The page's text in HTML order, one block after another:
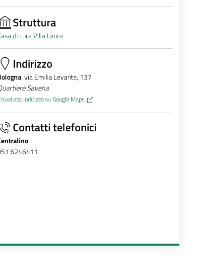
Struttura
di cura Villa Laura
Indirizzo
, via Emilia Levante, 137
Savena
indirizzo su Google Maps
Contatti telefonici
6246411